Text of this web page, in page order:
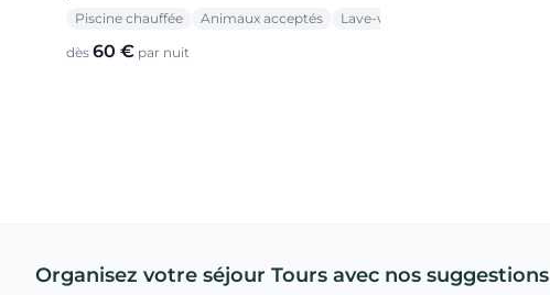
Piscine chauffée Animaux acceptés Lave-vaisselle
dès 60 € par nuit
Organisez votre séjour Tours avec nos suggestions